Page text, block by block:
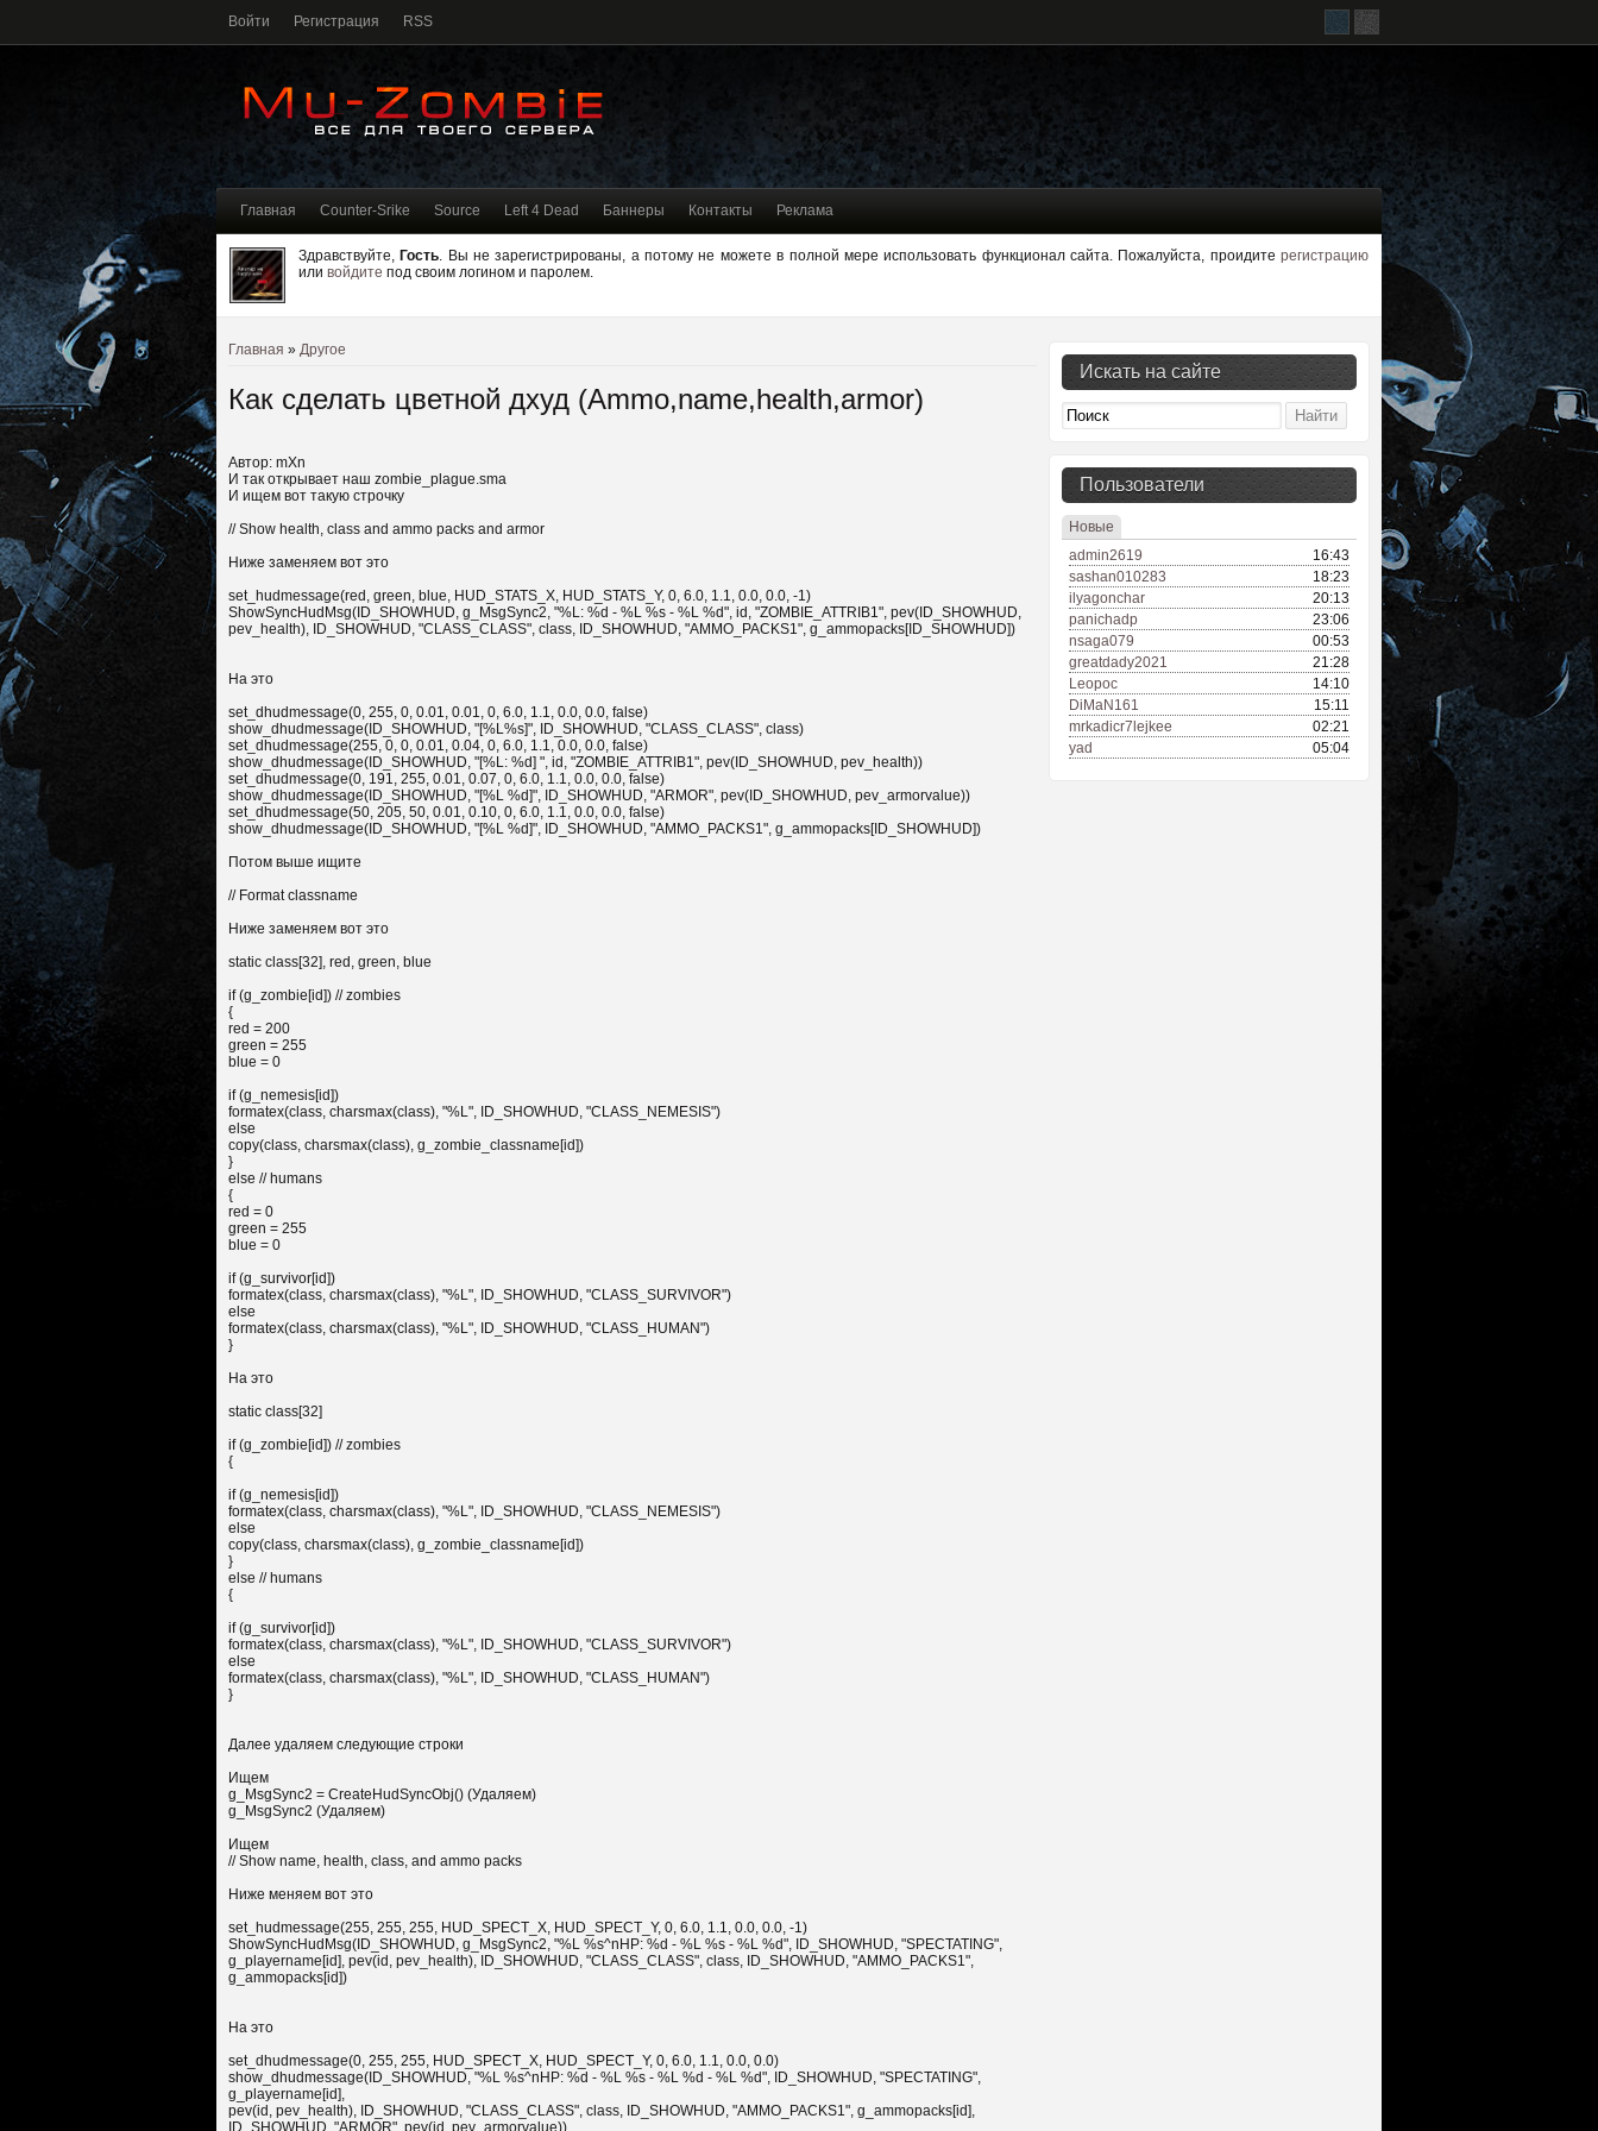
Войти Регистрация RSS
Главная Counter-Srike Source Left 4 Dead Баннеры Контакты Реклама
Здравствуйте, Гость. Вы не зарегистрированы, а потому не можете в полной мере использовать функционал сайта. Пожалуйста, проидитерегистрацию
или войдите под своим логином и паролем.
Главная » Другое
Как сделать цветной дхуд (Ammo,name,health,armor)
Автор: mXn
И так открывает наш zombie_plague.sma
И ищем вот такую строчку
// Show health, class and ammo packs and armor
Ниже заменяем вот это
set_hudmessage(red, green, blue, HUD_STATS_X, HUD_STATS_Y, 0, 6.0, 1.1, 0.0, 0.0, -1)
ShowSyncHudMsg(ID_SHOWHUD, g_MsgSync2, "%L: %d - %L %s - %L %d", id, "ZOMBIE_ATTRIB1", pev(ID_SHOWHUD,
pev_health), ID_SHOWHUD, "CLASS_CLASS", class, ID_SHOWHUD, "AMMO_PACKS1", g_ammopacks[ID_SHOWHUD])
На это
set_dhudmessage(0, 255, 0, 0.01, 0.01, 0, 6.0, 1.1, 0.0, 0.0, false)
show_dhudmessage(ID_SHOWHUD, "[%L%s]", ID_SHOWHUD, "CLASS_CLASS", class)
set_dhudmessage(255, 0, 0, 0.01, 0.04, 0, 6.0, 1.1, 0.0, 0.0, false)
show_dhudmessage(ID_SHOWHUD, "[%L: %d] ", id, "ZOMBIE_ATTRIB1", pev(ID_SHOWHUD, pev_health))
set_dhudmessage(0, 191, 255, 0.01, 0.07, 0, 6.0, 1.1, 0.0, 0.0, false)
show_dhudmessage(ID_SHOWHUD, "[%L %d]", ID_SHOWHUD, "ARMOR", pev(ID_SHOWHUD, pev_armorvalue))
set_dhudmessage(50, 205, 50, 0.01, 0.10, 0, 6.0, 1.1, 0.0, 0.0, false)
show_dhudmessage(ID_SHOWHUD, "[%L %d]", ID_SHOWHUD, "AMMO_PACKS1", g_ammopacks[ID_SHOWHUD])
Потом выше ищите
// Format classname
Ниже заменяем вот это
static class[32], red, green, blue
if (g_zombie[id]) // zombies
{
red = 200
green = 255
blue = 0
if (g_nemesis[id])
formatex(class, charsmax(class), "%L", ID_SHOWHUD, "CLASS_NEMESIS")
else
copy(class, charsmax(class), g_zombie_classname[id])
}
else // humans
{
red = 0
green = 255
blue = 0
if (g_survivor[id])
formatex(class, charsmax(class), "%L", ID_SHOWHUD, "CLASS_SURVIVOR")
else
formatex(class, charsmax(class), "%L", ID_SHOWHUD, "CLASS_HUMAN")
}
На это
static class[32]
if (g_zombie[id]) // zombies
{
if (g_nemesis[id])
formatex(class, charsmax(class), "%L", ID_SHOWHUD, "CLASS_NEMESIS")
else
copy(class, charsmax(class), g_zombie_classname[id])
}
else // humans
{
if (g_survivor[id])
formatex(class, charsmax(class), "%L", ID_SHOWHUD, "CLASS_SURVIVOR")
else
formatex(class, charsmax(class), "%L", ID_SHOWHUD, "CLASS_HUMAN")
}
Далее удаляем следующие строки
Ищем
g_MsgSync2 = CreateHudSyncObj() (Удаляем)
g_MsgSync2 (Удаляем)
Ищем
// Show name, health, class, and ammo packs
Ниже меняем вот это
set_hudmessage(255, 255, 255, HUD_SPECT_X, HUD_SPECT_Y, 0, 6.0, 1.1, 0.0, 0.0, -1)
ShowSyncHudMsg(ID_SHOWHUD, g_MsgSync2, "%L %s^nHP: %d - %L %s - %L %d", ID_SHOWHUD, "SPECTATING",
g_playername[id], pev(id, pev_health), ID_SHOWHUD, "CLASS_CLASS", class, ID_SHOWHUD, "AMMO_PACKS1",
g_ammopacks[id])
На это
set_dhudmessage(0, 255, 255, HUD_SPECT_X, HUD_SPECT_Y, 0, 6.0, 1.1, 0.0, 0.0)
show_dhudmessage(ID_SHOWHUD, "%L %s^nHP: %d - %L %s - %L %d - %L %d", ID_SHOWHUD, "SPECTATING",
g_playername[id],
pev(id, pev_health), ID_SHOWHUD, "CLASS_CLASS", class, ID_SHOWHUD, "AMMO_PACKS1", g_ammopacks[id],
ID_SHOWHUD, "ARMOR", pev(id, pev_armorvalue))
Искать на сайте
Пользователи
Новые
admin2619
16:43
sashan010283
18:23
ilyagonchar
20:13
panichadp
23:06
nsaga079
00:53
greatdady2021
21:28
Leopoc
14:10
DiMaN161
15:11
mrkadicr7lejkee
02:21
yad
05:04